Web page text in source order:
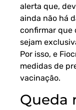
alerta que,
ainda não há
confirmar que
sejam
Por isso, e
medidas de
vacinação.
Queda